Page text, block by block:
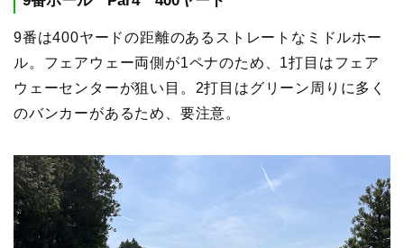
9番は400ヤードの距離のあるストレートなミドルホー
ル。フェアウェー両側が1ペナのため、1打目はフェア
ウェーセンターが狙い目。2打目はグリーン周りに多く
のバンカーがあるため、要注意。